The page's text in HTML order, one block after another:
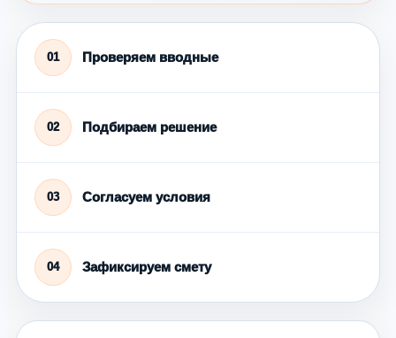
01 Проверяем вводные
02 Подбираем решение
03 Согласуем условия
04 Зафиксируем смету